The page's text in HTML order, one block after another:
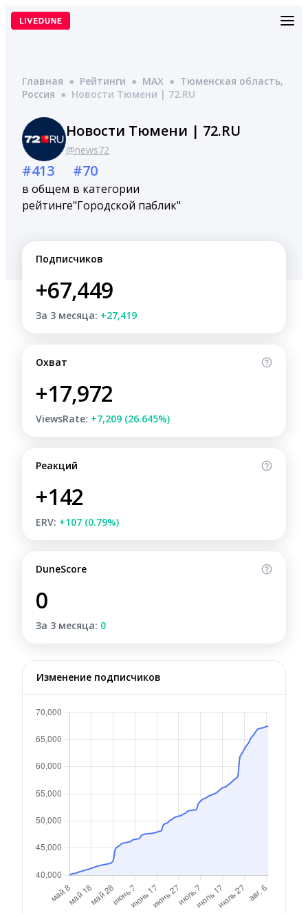
Перейти
Главная ● Рейтинги ● MAX ● Тюменская область,
Россия ● Новости Тюмени | 72.RU
Новости Тюмени | 72.RU
@news72
#413
в общем
рейтинге
#70
в категории
"Городской паблик"
Подписчиков
+67,449
За 3 месяца: +27,419
Охват
+17,972
ViewsRate: +7,209 (26.645%)
Реакций
+142
ERV: +107 (0.79%)
DuneScore
0
За 3 месяца: 0
Изменение подписчиков